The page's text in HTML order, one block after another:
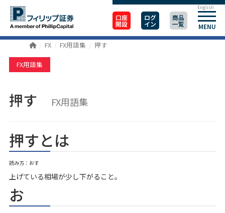
口座
開設
ログ
イン
商品
一覧 MENU
English
FX FX用語集 押す
FX用語集
押す FX用語集
押すとは
読み方：おす
上げている相場が少し下がること。
お